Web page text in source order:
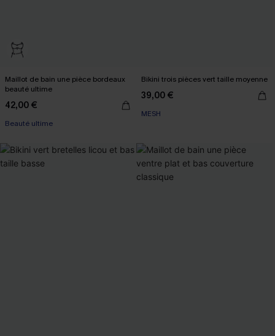
Maillot de bain une pièce bordeaux
beauté ultime
42,00 €
Beauté ultime
Bikini trois pièces vert taille moyenne
39,00 €
MESH